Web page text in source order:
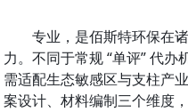
专业，是佰斯特环保在
力。不同于常规 “单评” 代办
需适配生态敏感区与支柱产
案设计、材料编制三个维度